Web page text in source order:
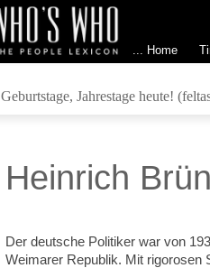
... Home
Geburtstage, Jahrestage heute!
Heinrich
Der deutsche Politiker war von
Weimarer Republik. Mit rigorosen